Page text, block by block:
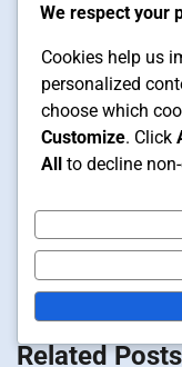
Sosiaalinen
Keynesiläinen
February 2026
January 2026
Related Posts
We respect your
Cookies help us
personalized
choose which
Customize. Click
All to decline